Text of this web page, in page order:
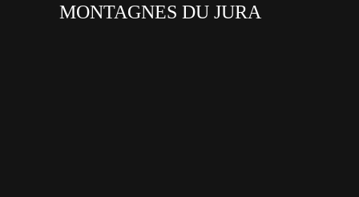
MONTAGNES DU JURA